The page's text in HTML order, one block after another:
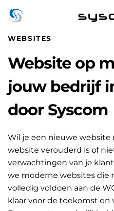
WEBSITES
Website op
jouw bedrijf
door Syscom
Wil je een nieuwe
website verouderd is of
verwachtingen van je
we moderne websites die
volledig voldoen aan de
klaar voor de toekomst en